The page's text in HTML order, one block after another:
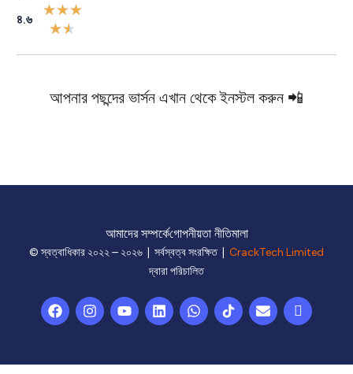
৪.৬
★★★
★★
আপনার পছন্দের ভার্সন এখান থেকে ইনস্টল করুন 📲
আমাদের সম্পর্কেগোপনীয়তা নীতিমালা
© স্বত্বাধিকার ২০২২ – ২০২৬ | সর্বস্বত্ব সংরক্ষিত | CrackTech Limited
দ্বারা পরিচালিত